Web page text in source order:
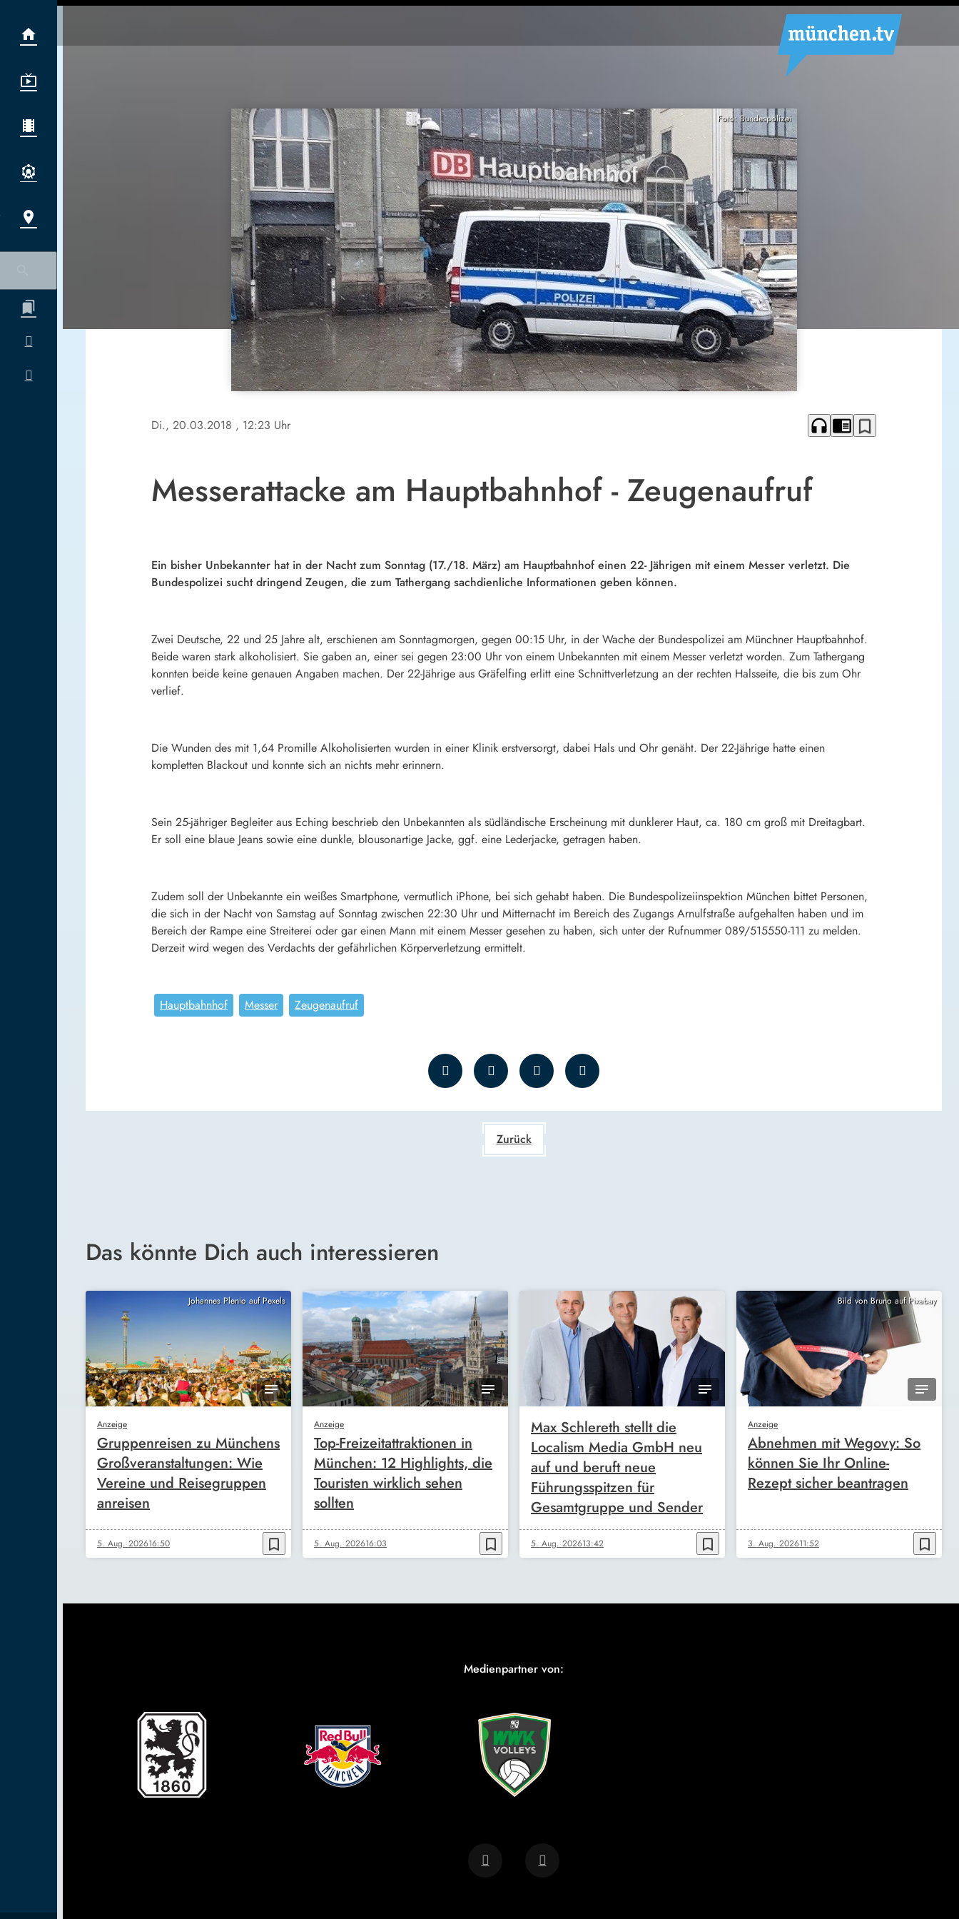
Foto: Bundespolizei
Di., 20.03.2018 , 12:23 Uhr headphones chrome_reader_mode bookmark_border
Messerattacke am Hauptbahnhof - Zeugenaufruf
Ein bisher Unbekannter hat in der Nacht zum Sonntag (17./18. März) am Hauptbahnhof einen 22- Jährigen mit einem Messer verletzt. Die
Bundespolizei sucht dringend Zeugen, die zum Tathergang sachdienliche Informationen geben können.
Zwei Deutsche, 22 und 25 Jahre alt, erschienen am Sonntagmorgen, gegen 00:15 Uhr, in der Wache der Bundespolizei am Münchner Hauptbahnhof.
Beide waren stark alkoholisiert. Sie gaben an, einer sei gegen 23:00 Uhr von einem Unbekannten mit einem Messer verletzt worden. Zum Tathergang
konnten beide keine genauen Angaben machen. Der 22-Jährige aus Gräfelfing erlitt eine Schnittverletzung an der rechten Halsseite, die bis zum Ohr
verlief.
Die Wunden des mit 1,64 Promille Alkoholisierten wurden in einer Klinik erstversorgt, dabei Hals und Ohr genäht. Der 22-Jährige hatte einen
kompletten Blackout und konnte sich an nichts mehr erinnern.
Sein 25-jähriger Begleiter aus Eching beschrieb den Unbekannten als südländische Erscheinung mit dunklerer Haut, ca. 180 cm groß mit Dreitagbart.
Er soll eine blaue Jeans sowie eine dunkle, blousonartige Jacke, ggf. eine Lederjacke, getragen haben.
Zudem soll der Unbekannte ein weißes Smartphone, vermutlich iPhone, bei sich gehabt haben. Die Bundespolizeiinspektion München bittet Personen,
die sich in der Nacht von Samstag auf Sonntag zwischen 22:30 Uhr und Mitternacht im Bereich des Zugangs Arnulfstraße aufgehalten haben und im
Bereich der Rampe eine Streiterei oder gar einen Mann mit einem Messer gesehen zu haben, sich unter der Rufnummer 089/515550-111 zu melden.
Derzeit wird wegen des Verdachts der gefährlichen Körperverletzung ermittelt.
Hauptbahnhof Messer Zeugenaufruf
Zurück
Das könnte Dich auch interessieren
Johannes Plenio auf Pexels
Anzeige
Gruppenreisen zu Münchens
Großveranstaltungen: Wie
Vereine und Reisegruppen
anreisen
5. Aug. 202616:50 bookmark_border
Anzeige
Top-Freizeitattraktionen in
München: 12 Highlights, die
Touristen wirklich sehen
sollten
5. Aug. 202616:03 bookmark_border
Max Schlereth stellt die
Localism Media GmbH neu
auf und beruft neue
Führungsspitzen für
Gesamtgruppe und Sender
5. Aug. 202613:42 bookmark_border
Bild von Bruno auf Pixabay
Anzeige
Abnehmen mit Wegovy: So
können Sie Ihr Online-
Rezept sicher beantragen
3. Aug. 202611:52 bookmark_border
Medienpartner von: